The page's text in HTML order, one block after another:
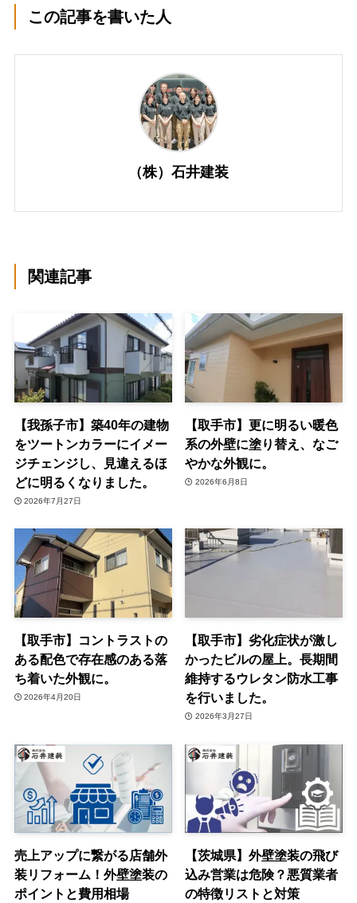
この記事を書いた人
（株）石井建装
関連記事
【我孫子市】築40年の建物
をツートンカラーにイメー
ジチェンジし、見違えるほ
どに明るくなりました。
2026年7月27日
【取手市】更に明るい暖色
系の外壁に塗り替え、なご
やかな外観に。
2026年6月8日
【取手市】コントラストの
ある配色で存在感のある落
ち着いた外観に。
2026年4月20日
【取手市】劣化症状が激し
かったビルの屋上。長期間
維持するウレタン防水工事
を行いました。
2026年3月27日
売上アップに繋がる店舗外
装リフォーム！外壁塗装の
ポイントと費用相場
【茨城県】外壁塗装の飛び
込み営業は危険？悪質業者
の特徴リストと対策